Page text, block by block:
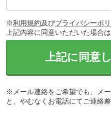
※利用規約及びプライバシーポ
上記内容に同意いただいた場合
上記に同意
※メール連絡をご希望でも、メ
と、やむなくお電話にてご連絡